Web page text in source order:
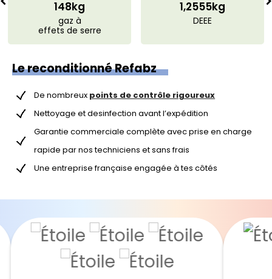
148kg
gaz à
effets de serre
1,2555kg
DEEE
Le reconditionné Refabz
De nombreux points de contrôle rigoureux
Nettoyage et desinfection avant l’expédition
Garantie commerciale complète avec prise en charge
rapide par nos techniciens et sans frais
Une entreprise française engagée à tes côtés